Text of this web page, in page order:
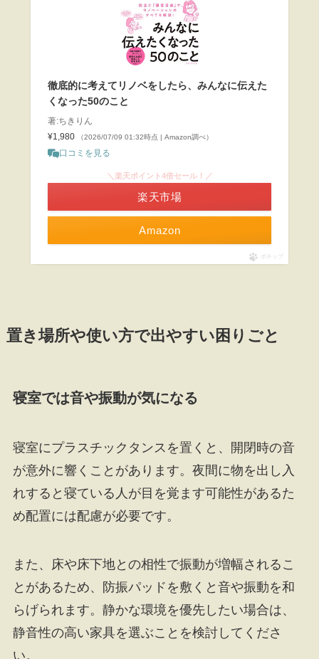
徹底的に考えてリノベをしたら、みんなに伝えた
くなった50のこと
著:ちきりん
¥1,980
（2026/07/09 01:32時点 | Amazon調べ）
口コミを見る
Amazon
＼楽天ポイント4倍セール！／
楽天市場
ポチップ
置き場所や使い方で出やすい困りごと
寝室では音や振動が気になる
寝室にプラスチックタンスを置くと、開閉時の音
が意外に響くことがあります。夜間に物を出し入
れすると寝ている人が目を覚ます可能性があるた
め配置には配慮が必要です。
また、床や床下地との相性で振動が増幅されるこ
とがあるため、防振パッドを敷くと音や振動を和
らげられます。静かな環境を優先したい場合は、
静音性の高い家具を選ぶことを検討してくださ
い。